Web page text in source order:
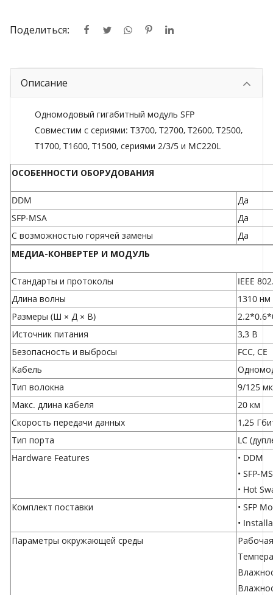
Поделиться:
Описание
Одномодовый гигабитный модуль SFP
Совместим с сериями: T3700, T2700, T2600, T2500,
T1700, T1600, T1500, сериями 2/3/5 и MC220L
ОСОБЕННОСТИ ОБОРУДОВАНИЯ
DDM
Да
SFP-MSA
Да
С возможностью горячей замены
Да
МЕДИА-КОНВЕРТЕР И МОДУЛЬ
Стандарты и протоколы
IEEE
Длина волны
1310 нм
Размеры (Ш × Д × В)
Источник питания
3,3 В
Безопасность и выбросы
FCC, CE
Кабель
Тип волокна
9/125
Макс. длина кабеля
20 км
Скорость передачи данных
1,25
Тип порта
LC
Hardware Features
• DDM
• SFP-
• Hot
Комплект поставки
• SFP
•
Параметры окружающей среды